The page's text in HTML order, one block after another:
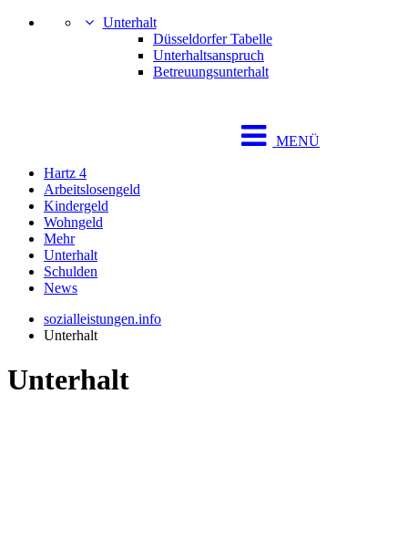
Unterhalt
Düsseldorfer Tabelle
Unterhaltsanspruch
Betreuungsunterhalt
MENÜ
Hartz 4
Arbeitslosengeld
Kindergeld
Wohngeld
Mehr
Unterhalt
Schulden
News
sozialleistungen.info
Unterhalt
Unterhalt